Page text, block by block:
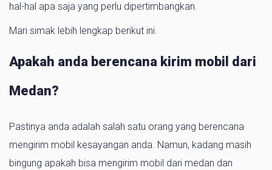
hal-hal apa saja yang perlu dipertimbangkan.
Mari simak lebih lengkap berikut ini.
Apakah anda berencana kirim mobil dari
Medan?
Pastinya anda adalah salah satu orang yang berencana
mengirim mobil kesayangan anda. Namun, kadang masih
bingung apakah bisa mengirim mobil dari medan dan